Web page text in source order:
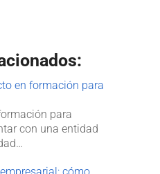
en formación para
para
con una entidad